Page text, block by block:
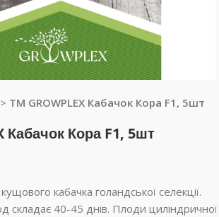
> ТМ GROWPLEX Кабачок Кора F1, 5шт
Кабачок Кора F1, 5шт
кабачка голандської селекції.
складає 40-45 днів. Плоди циліндричної